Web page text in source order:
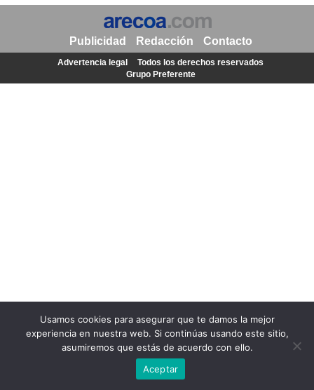
Usamos cookies para asegurar que te damos la mejor
experiencia en nuestra web. Si continúas usando este sitio,
asumiremos que estás de acuerdo con ello.
Aceptar
Publicidad Redacción Contacto
Advertencia legal
Todos los derechos reservados
Grupo Preferente